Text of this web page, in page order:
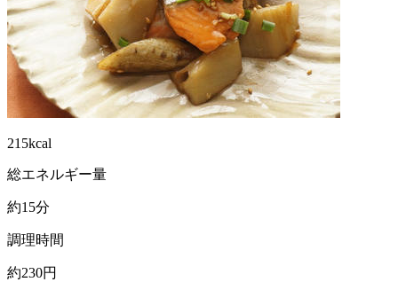
215kcal
総エネルギー量
約15分
調理時間
約230円